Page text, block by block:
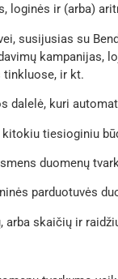
loginės ir (arba)
susijusias su
tinkluose, ir kt.
kuri
tiesioginiu
duomenų
parduotuvės
skaičių ir